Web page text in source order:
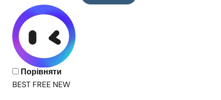
Порівняти
BEST FREE NEW